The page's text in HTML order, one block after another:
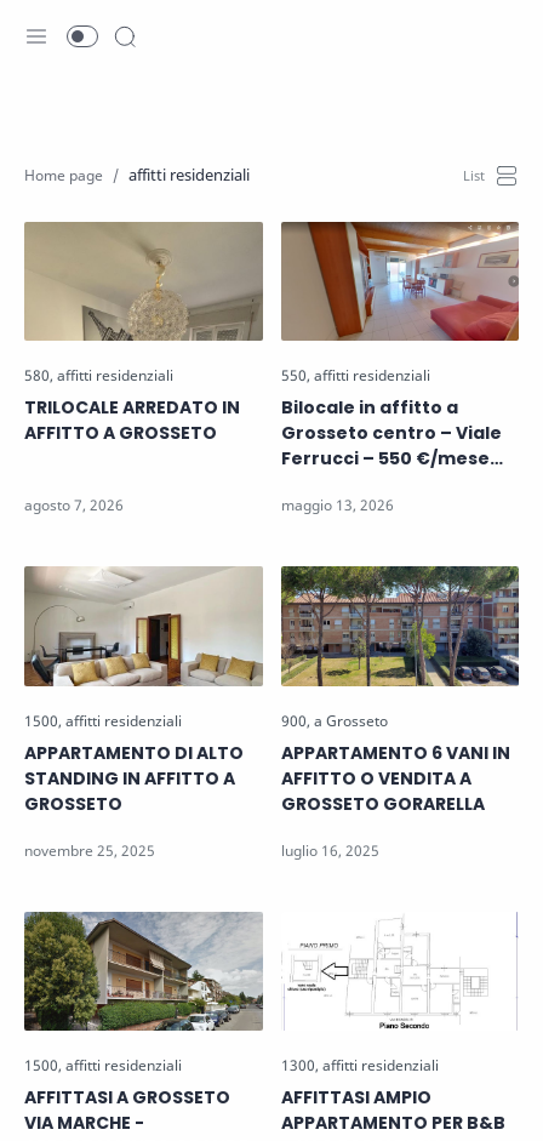
affitti residenziali
TRILOCALE ARREDATO IN
AFFITTO A GROSSETO
Bilocale in affitto a
Grosseto centro – Viale
Ferrucci – 550 €/mese
APPARTAMENTO DI ALTO
STANDING IN AFFITTO A
GROSSETO
APPARTAMENTO 6 VANI IN
AFFITTO O VENDITA A
GROSSETO GORARELLA
AFFITTASI A GROSSETO
VIA MARCHE -
AFFITTASI AMPIO
APPARTAMENTO PER B&B